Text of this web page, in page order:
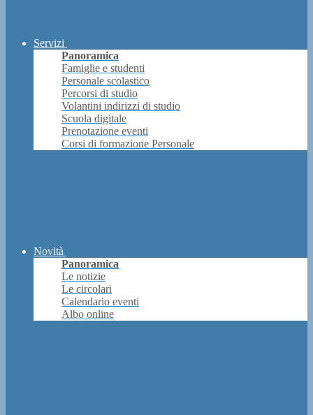
Servizi
Panoramica
Famiglie e studenti
Personale scolastico
Percorsi di studio
Volantini indirizzi di studio
Scuola digitale
Prenotazione eventi
Corsi di formazione Personale
Novità
Panoramica
Le notizie
Le circolari
Calendario eventi
Albo online